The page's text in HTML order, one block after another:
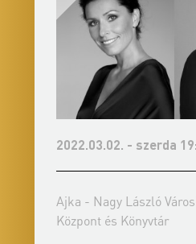
2022.11.09. - szerda
Ajka - Nagy László
Központ és Könyvtár